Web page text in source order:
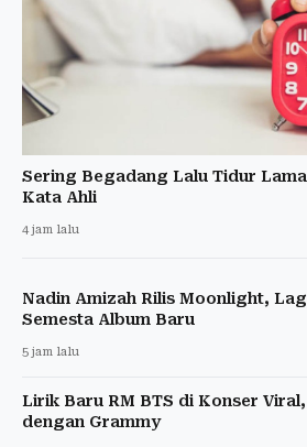
Sering Begadang Lalu Tidur
Kata Ahli
4 jam lalu
Nadin Amizah Rilis Moonlight,
Semesta Album Baru
5 jam lalu
Lirik Baru RM BTS di Konser
dengan Grammy